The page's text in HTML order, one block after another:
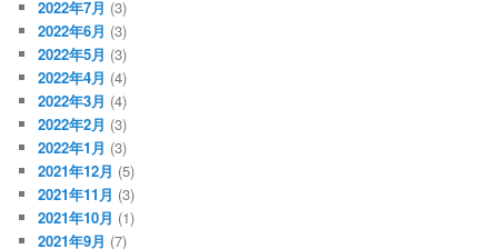
2022年7月 (3)
2022年6月 (3)
2022年5月 (3)
2022年4月 (4)
2022年3月 (4)
2022年2月 (3)
2022年1月 (3)
2021年12月 (5)
2021年11月 (3)
2021年10月 (1)
2021年9月 (7)